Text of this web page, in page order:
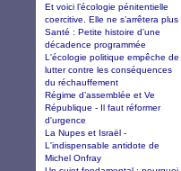
Et voici l’écologie pénitentielle
coercitive. Elle ne s’arrêtera plus
Santé : Petite histoire d’une
décadence programmée
L'écologie politique empêche de
lutter contre les conséquences
du réchauffement
Régime d’assemblée et Ve
République - Il faut réformer
d'urgence
La Nupes et Israël -
L'indispensable antidote de
Michel Onfray